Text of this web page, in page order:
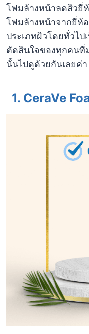
โฟมล้างหน้าลดสิวยี่
โฟมล้างหน้าจากยี่ห้
ประเภทผิวโดยทั่วไ
ตัดสินใจของทุกคนที่
นั้นไปดูด้วยกันเลยค่า
1. CeraVe